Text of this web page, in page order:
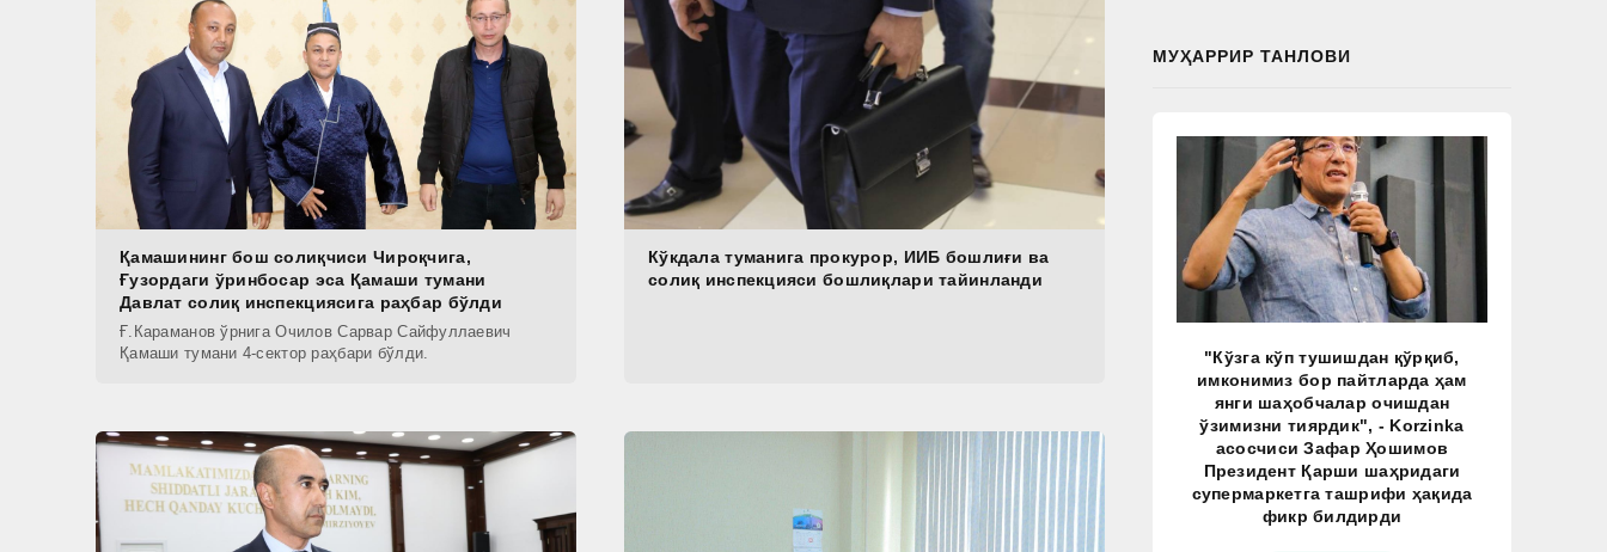
Қамашининг бош солиқчиси Чироқчига,
Ғузордаги ўринбосар эса Қамаши тумани
Давлат солиқ инспекциясига раҳбар бўлди
Ғ.Караманов ўрнига Очилов Сарвар Сайфуллаевич
Қамаши тумани 4-сектор раҳбари бўлди.
Кўкдала туманига прокурор, ИИБ бошлиғи ва
солиқ инспекцияси бошлиқлари тайинланди
МУҲАРРИР ТАНЛОВИ
"Кўзга кўп тушишдан қўрқиб,
имконимиз бор пайтларда ҳам
янги шаҳобчалар очишдан
ўзимизни тиярдик", - Korzinka
асосчиси Зафар Ҳошимов
Президент Қарши шаҳридаги
супермаркетга ташрифи ҳақида
фикр билдирди